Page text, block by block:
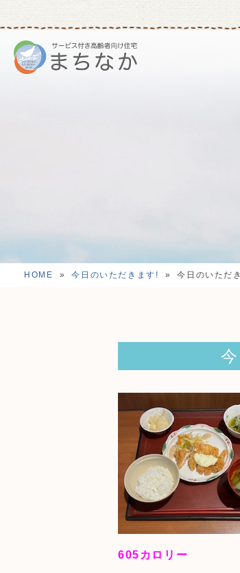
HOME »今日のいただきます! »今日のいただ
605 カロリー